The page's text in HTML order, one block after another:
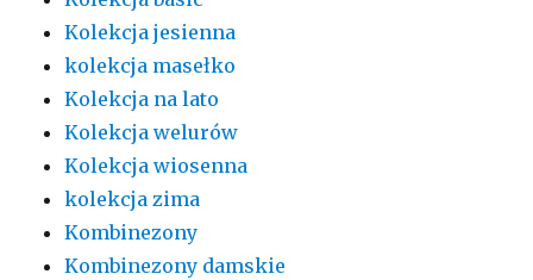
Kolekcja jesienna
kolekcja masełko
Kolekcja na lato
Kolekcja welurów
Kolekcja wiosenna
kolekcja zima
Kombinezony
Kombinezony damskie